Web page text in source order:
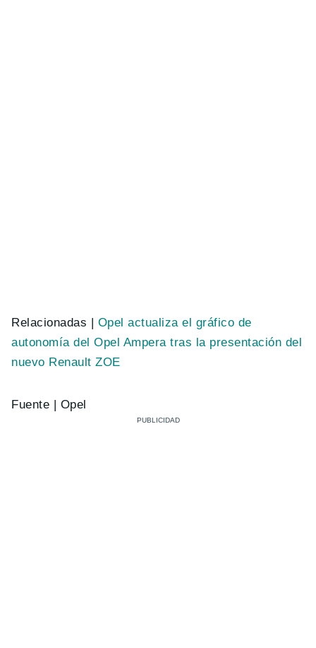
Relacionadas | Opel actualiza el gráfico de
autonomía del Opel Ampera tras la presentación del
nuevo Renault ZOE
Fuente | Opel